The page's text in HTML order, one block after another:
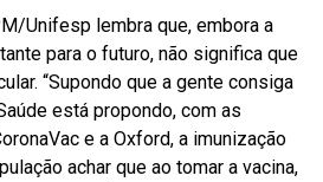
Unifesp lembra que, embora a
para o futuro, não significa que
“Supondo que a gente consiga
está propondo, com as
e a Oxford, a imunização
achar que ao tomar a vacina,